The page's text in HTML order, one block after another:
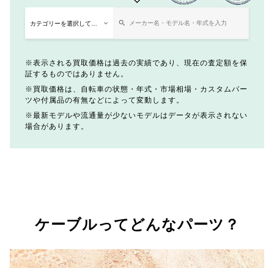
表示される買取価格は過去の実績であり、現在の査定額を保
証するものではありません。
買取価格は、自転車の状態・年式・市場相場・カスタムパー
ツや付属品の有無などによって変動します。
最新モデルや流通量が少ないモデルはデータが表示されない
場合があります。
ケーブルってどんなパーツ？